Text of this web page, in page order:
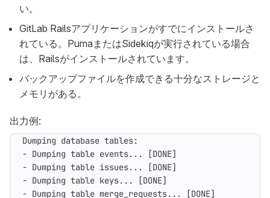
い。
GitLab Railsアプリケーションがすでにインストールさ
れている。PumaまたはSidekiqが実行されている場合
は、Railsがインストールされています。
バックアップファイルを作成できる十分なストレージと
メモリがある。
出力例: